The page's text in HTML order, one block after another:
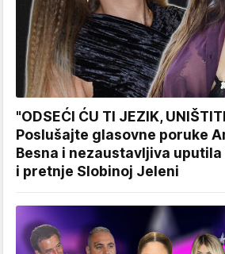
"ODSEĆI ĆU TI JEZIK,
Poslušajte glasovne poruke
Besna i nezaustavljiva
i pretnje Slobinoj Jeleni